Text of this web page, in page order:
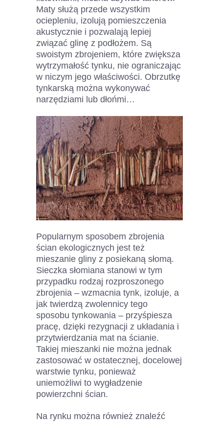
Maty służą przede wszystkim
ociepleniu, izolują pomieszczenia
akustycznie i pozwalają lepiej
związać glinę z podłożem. Są
swoistym zbrojeniem, które zwiększa
wytrzymałość tynku, nie ograniczając
w niczym jego właściwości. Obrzutkę
tynkarską można wykonywać
narzędziami lub dłońmi…
Popularnym sposobem zbrojenia
ścian ekologicznych jest też
mieszanie gliny z posiekaną słomą.
Sieczka słomiana stanowi w tym
przypadku rodzaj rozproszonego
zbrojenia – wzmacnia tynk, izoluje, a
jak twierdzą zwolennicy tego
sposobu tynkowania – przyśpiesza
pracę, dzięki rezygnacji z układania i
przytwierdzania mat na ścianie.
Takiej mieszanki nie można jednak
zastosować w ostatecznej, docelowej
warstwie tynku, ponieważ
uniemożliwi to wygładzenie
powierzchni ścian.
Na rynku można również znaleźć